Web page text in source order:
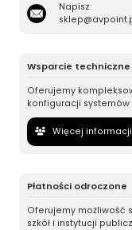
Napisz:
Wsparcie techniczne
Oferujemy
konfiguracji
Więcej informacji
Płatności odroczone
Oferujemy możliwość
szkół i instytucji